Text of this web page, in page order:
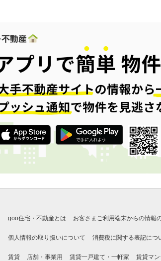
goo住宅・不動産とは お客さまご利用端末からの情報
個人情報の取り扱いについて 消費税に関する表記につ
賃貸 店舗・事業用 賃貸一戸建て・一軒家 賃貸マ